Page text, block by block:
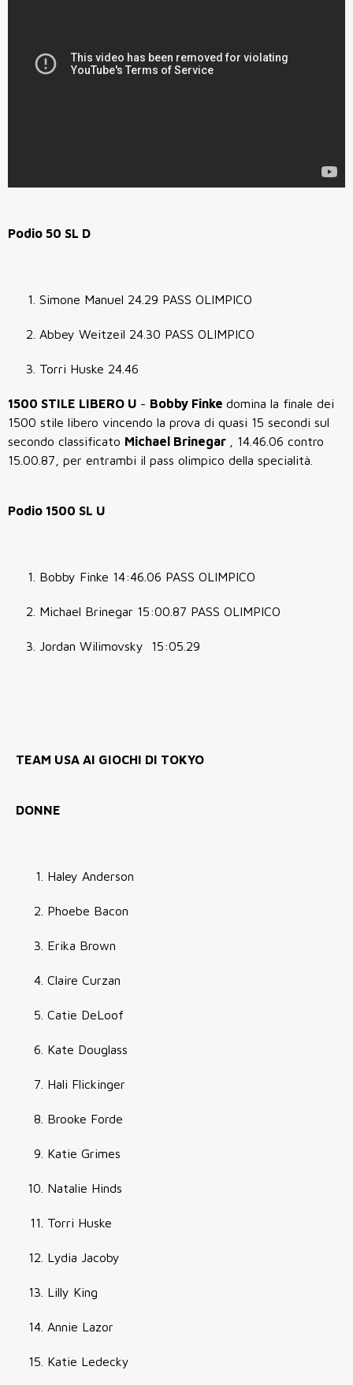
Podio 50 SL D
Simone Manuel 24.29 PASS OLIMPICO
Abbey Weitzeil 24.30 PASS OLIMPICO
Torri Huske 24.46
1500 STILE LIBERO U - Bobby Finke domina la finale dei
1500 stile libero vincendo la prova di quasi 15 secondi sul
secondo classificato Michael Brinegar
, 14.46.06 contro
15.00.87, per entrambi il pass olimpico della specialità.
Podio 1500 SL U
Bobby Finke 14:46.06 PASS OLIMPICO
Michael Brinegar 15:00.87 PASS OLIMPICO
Jordan Wilimovsky 15:05.29
TEAM USA AI GIOCHI DI TOKYO
DONNE
Haley Anderson
Phoebe Bacon
Erika Brown
Claire Curzan
Catie DeLoof
Kate Douglass
Hali Flickinger
Brooke Forde
Katie Grimes
Natalie Hinds
Torri Huske
Lydia Jacoby
Lilly King
Annie Lazor
Katie Ledecky